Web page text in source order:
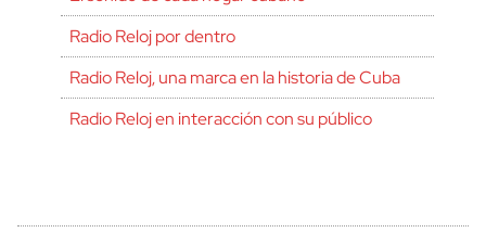
Radio Reloj por dentro
Radio Reloj, una marca en la historia de Cuba
Radio Reloj en interacción con su público